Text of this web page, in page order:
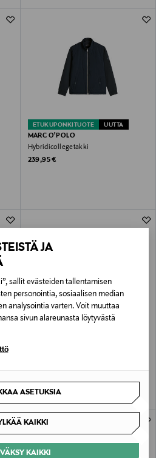
JA
sallit evästeiden tallentamisen
personointia, sosiaalisen median
analysointia varten. Voit muuttaa
sivun alareunasta löytyvästä
ASETUKSIA
KAIKKI
KAIKKI
ETUKUPONKITUOTE UUTTA
MARC O'POLO
Hybridicollegetakki
Original Price
239,95 €